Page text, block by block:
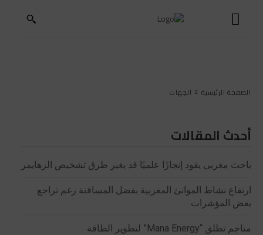
الصفحة الرئيسية الجهات
أحدث المقالات
باحث مغربي يقود إنجازًا علميًا قد يغير طرق تشخيص الزهايمر
ارتفاع نشاط الموانئ المغربية بفضل المسافنة رغم تراجع
بعض المؤشرات
مناجم تطلق “Mana Energy” لتطوير الطاقة